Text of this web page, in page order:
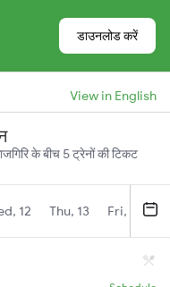
डाउनलोड करें
View in English
के बीच 5 ट्रेनों की टिकट
12 Thu, 13 Fri, 14